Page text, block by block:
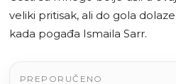
veliki pritisak, ali do gola
kada pogađa Ismaila Sarr.
PREPORUČENO